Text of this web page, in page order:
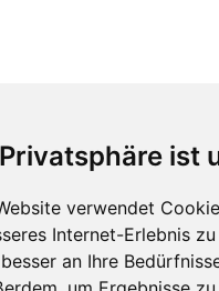
ist
verwendet
Internet-Erlebnis
an Ihre